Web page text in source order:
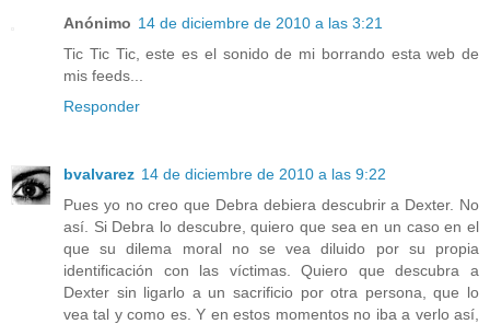
Anónimo 14 de diciembre de 2010 a las 3:21
Tic Tic Tic, este es el sonido de mi borrando esta web de
mis feeds...
Responder
bvalvarez 14 de diciembre de 2010 a las 9:22
Pues yo no creo que Debra debiera descubrir a Dexter. No
así. Si Debra lo descubre, quiero que sea en un caso en el
que su dilema moral no se vea diluido por su propia
identificación con las víctimas. Quiero que descubra a
Dexter sin ligarlo a un sacrificio por otra persona, que lo
vea tal y como es. Y en estos momentos no iba a verlo así,